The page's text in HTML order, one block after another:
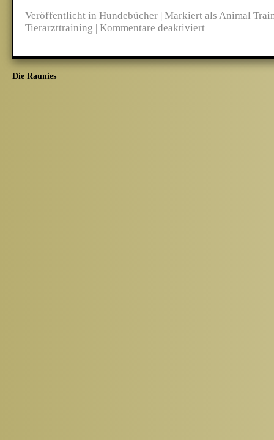
Veröffentlicht in Hundebücher | Markiert als Animal
Tierarzttraining | Kommentare deaktiviert
Die Raunies